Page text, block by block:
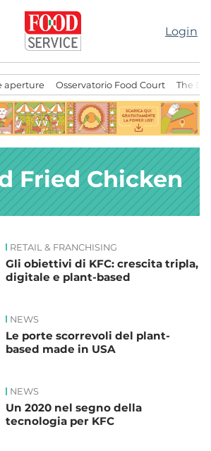
Login
aperture Osservatorio Food Court The
Fried Chicken
RETAIL & FRANCHISING
Gli obiettivi di KFC: crescita tripla,
digitale e plant-based
NEWS
Le porte scorrevoli del plant-
based made in USA
NEWS
Un 2020 nel segno della
tecnologia per KFC